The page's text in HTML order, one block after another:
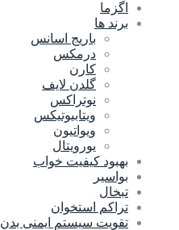
اگزما
برند ها
باریج اسانس
درمکس
کارن
گلدن لایف
نوتراکس
ویتابیوتیکس
ویواتیون
یورویتال
بهبود کیفیت خواب
بواسیر
تبخال
تراکم استخوان
تقویت سیستم ایمنی بدن